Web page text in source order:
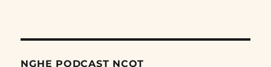
NGHE PODCAST NCQT